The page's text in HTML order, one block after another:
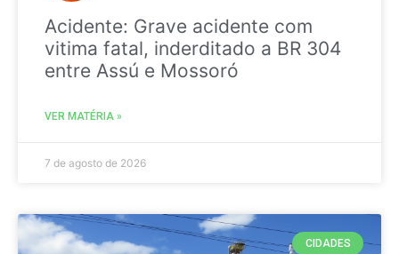
Acidente: Grave acidente com
vitima fatal, inderditado a BR 304
entre Assú e Mossoró
VER MATÉRIA »
7 de agosto de 2026
CIDADES